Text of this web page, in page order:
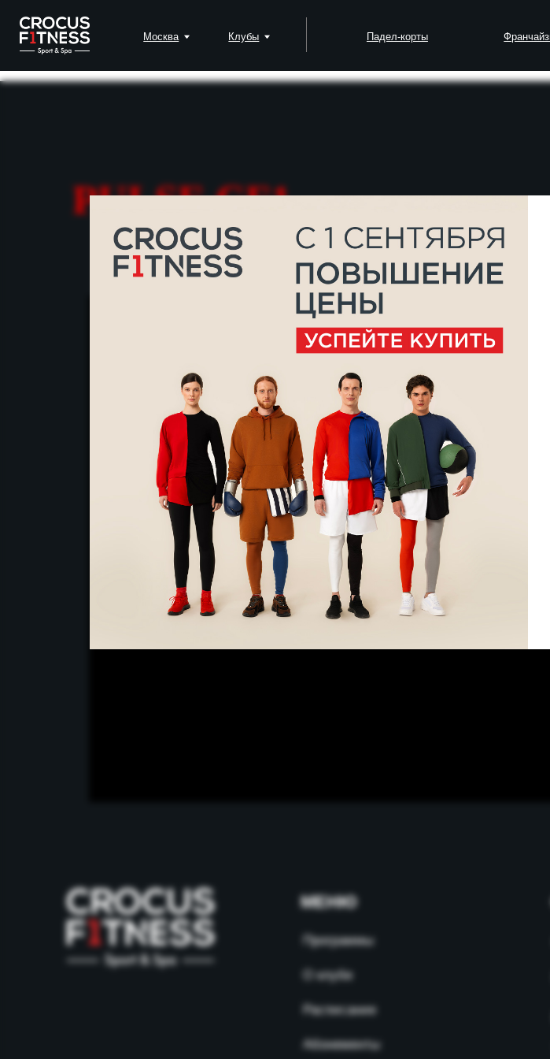
Франчайзинг
Клубы Падел-корты
Москва
PULSE CF1
МЕНЮ
Программы
Расписание
Абонементы
О клубе